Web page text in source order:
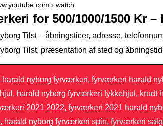
› watch
for 500/1000/1500 Kr –
Tilst – åbningstider, adresse,
Tilst, præsentation af sted og
harald nyborg fyrværkeri, fyrværkeri harald
harald nyborg fyrværkeri lykkehjul, krudt
2021 2022, fyrværkeri 2021 harald
harald nyborg fyrværkeri spin, fyrværkeri